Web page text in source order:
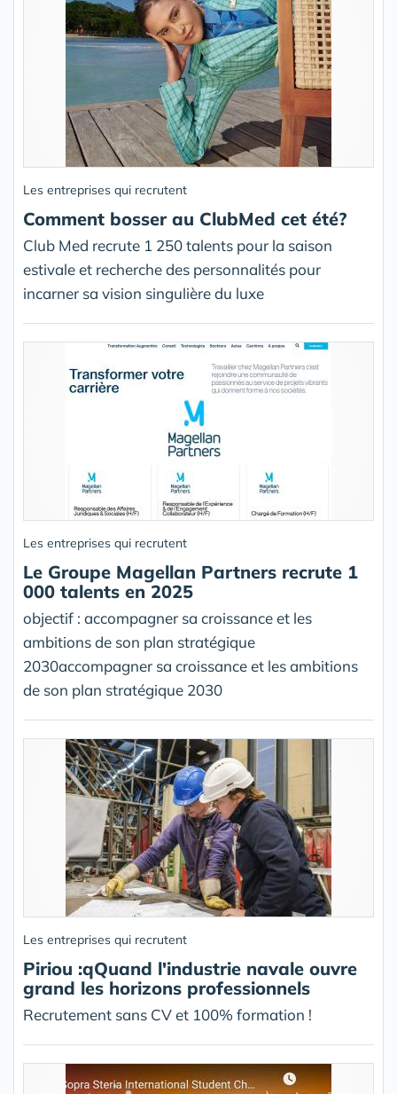
Les entreprises qui recrutent
Comment bosser au ClubMed cet été?
Club Med recrute 1 250 talents pour la saison
estivale et recherche des personnalités pour
incarner sa vision singulière du luxe
Les entreprises qui recrutent
Le Groupe Magellan Partners recrute 1
000 talents en 2025
objectif : accompagner sa croissance et les
ambitions de son plan stratégique
2030accompagner sa croissance et les ambitions
de son plan stratégique 2030
Les entreprises qui recrutent
Piriou :qQuand l'industrie navale ouvre
grand les horizons professionnels
Recrutement sans CV et 100% formation !